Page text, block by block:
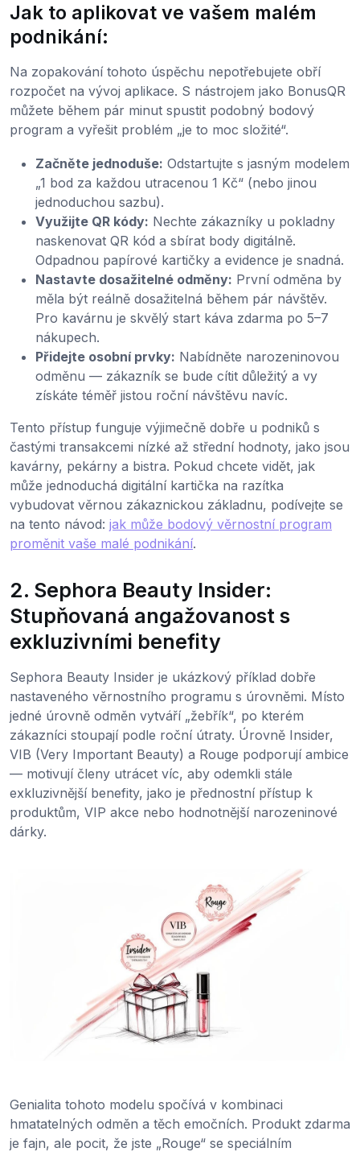
Jak to aplikovat ve vašem malém
podnikání:
Na zopakování tohoto úspěchu nepotřebujete obří
rozpočet na vývoj aplikace. S nástrojem jako BonusQR
můžete během pár minut spustit podobný bodový
program a vyřešit problém „je to moc složité“.
Začněte jednoduše: Odstartujte s jasným modelem
„1 bod za každou utracenou 1 Kč“ (nebo jinou
jednoduchou sazbu).
Využijte QR kódy: Nechte zákazníky u pokladny
naskenovat QR kód a sbírat body digitálně.
Odpadnou papírové kartičky a evidence je snadná.
Nastavte dosažitelné odměny: První odměna by
měla být reálně dosažitelná během pár návštěv.
Pro kavárnu je skvělý start káva zdarma po 5–7
nákupech.
Přidejte osobní prvky: Nabídněte narozeninovou
odměnu — zákazník se bude cítit důležitý a vy
získáte téměř jistou roční návštěvu navíc.
Tento přístup funguje výjimečně dobře u podniků s
častými transakcemi nízké až střední hodnoty, jako jsou
kavárny, pekárny a bistra. Pokud chcete vidět, jak
může jednoduchá digitální kartička na razítka
vybudovat věrnou zákaznickou základnu, podívejte se
na tento návod: jak může bodový věrnostní program
proměnit vaše malé podnikání.
2. Sephora Beauty Insider:
Stupňovaná angažovanost s
exkluzivními benefity
Sephora Beauty Insider je ukázkový příklad dobře
nastaveného věrnostního programu s úrovněmi. Místo
jedné úrovně odměn vytváří „žebřík“, po kterém
zákazníci stoupají podle roční útraty. Úrovně Insider,
VIB (Very Important Beauty) a Rouge podporují ambice
— motivují členy utrácet víc, aby odemkli stále
exkluzivnější benefity, jako je přednostní přístup k
produktům, VIP akce nebo hodnotnější narozeninové
dárky.
Genialita tohoto modelu spočívá v kombinaci
hmatatelných odměn a těch emočních. Produkt zdarma
je fajn, ale pocit, že jste „Rouge“ se speciálním